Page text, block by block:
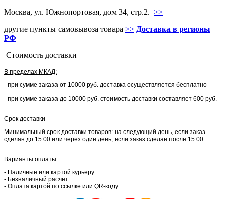
Москва, ул. Южнопортовая, дом 34, стр.2. >>
другие пункты самовывоза товара >> Доставка в регионы
РФ
Стоимость доставки
В пределах МКАД:
- при сумме заказа от 10000 руб. доставка осуществляется бесплатно
- при сумме заказа до 10000 руб. стоимость доставки составляет 600 руб.
Срок доставки
Минимальный срок доставки товаров: на следующий день, если заказ
сделан до 15:00 или через один день, если заказ сделан после 15:00
Варианты оплаты
- Наличные или картой курьеру
- Безналичный расчёт
- Оплата картой по ссылке или QR-коду